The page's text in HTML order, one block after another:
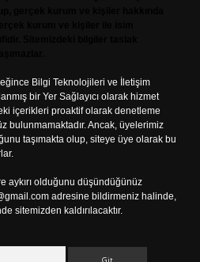
Bilgi Teknolojileri ve İletişim
bir Yer Sağlayıcı olarak hizmet
içerikleri proaktif olarak denetleme
bulunmamaktadır. Ancak, üyelerimiz
taşımakta olup, siteye üye olarak bu
aykırı olduğunu düşündüğünüz
adresine bildirmeniz halinde,
sitemizden kaldırılacaktır.